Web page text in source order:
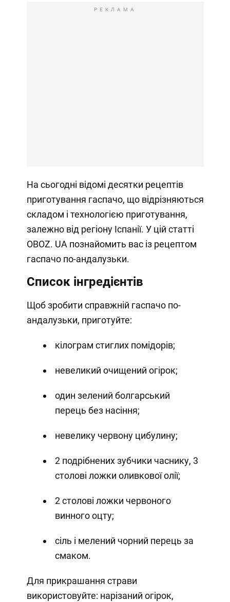
РЕКЛАМА
На сьогодні відомі десятки рецептів
приготування гаспачо, що відрізняються
складом і технологією приготування,
залежно від регіону Іспанії. У цій статті
OBOZ. UA познайомить вас із рецептом
гаспачо по-андалузьки.
Список інгредієнтів
Щоб зробити справжній гаспачо по-
андалузьки, приготуйте:
кілограм стиглих помідорів;
невеликий очищений огірок;
один зелений болгарський
перець без насіння;
невелику червону цибулину;
2 подрібнених зубчики часнику, 3
столові ложки оливкової олії;
2 столові ложки червоного
винного оцту;
сіль і мелений чорний перець за
смаком.
Для прикрашання страви
використовуйте: нарізаний огірок,